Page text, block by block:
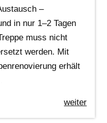
–
in nur 1–2 Tagen
muss nicht
werden. Mit
erhält
weiter